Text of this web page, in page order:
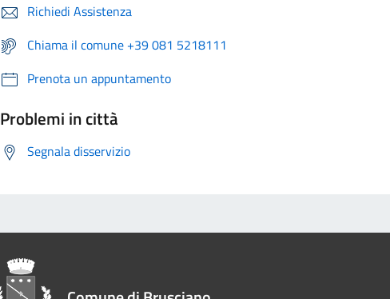
Richiedi Assistenza
Chiama il comune +39 081 5218111
Prenota un appuntamento
Problemi in città
Segnala disservizio